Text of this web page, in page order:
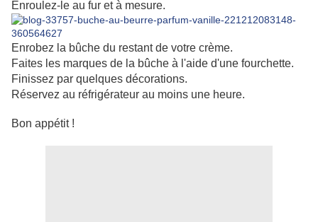
Enroulez-le au fur et à mesure.
Enrobez la bûche du restant de votre crème.
Faites les marques de la bûche à l'aide d'une fourchette.
Finissez par quelques décorations.
Réservez au réfrigérateur au moins une heure.
Bon appétit !